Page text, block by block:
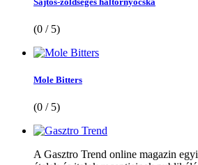
(0 / 5)
Mole Bitters
(0 / 5)
A Gasztro Trend online magazin